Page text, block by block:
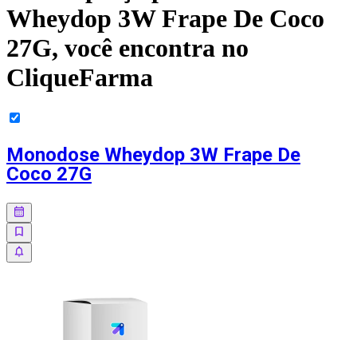
Wheydop 3W Frape De Coco
27G, você encontra no
CliqueFarma
Monodose Wheydop 3W Frape De
Coco 27G